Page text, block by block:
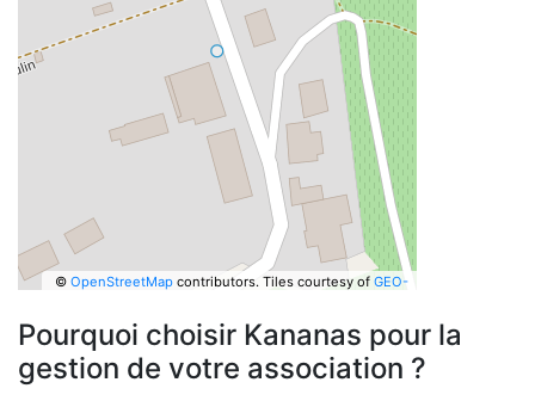
© OpenStreetMapcontributors. Tiles courtesy of GEO-
Pourquoi choisir Kananas pour la
gestion de votre association ?